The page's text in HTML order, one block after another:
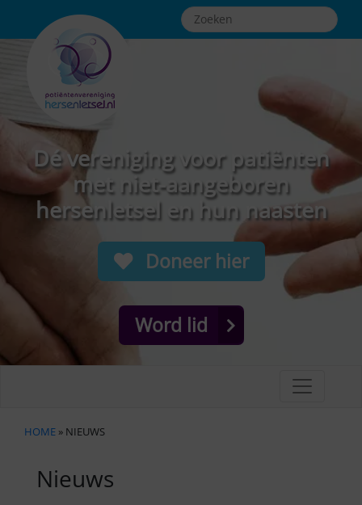
Dé vereniging voor patiënten
met niet-aangeboren
hersenletsel en hun naasten
Doneer hier
Word lid
HOME » NIEUWS
Nieuws